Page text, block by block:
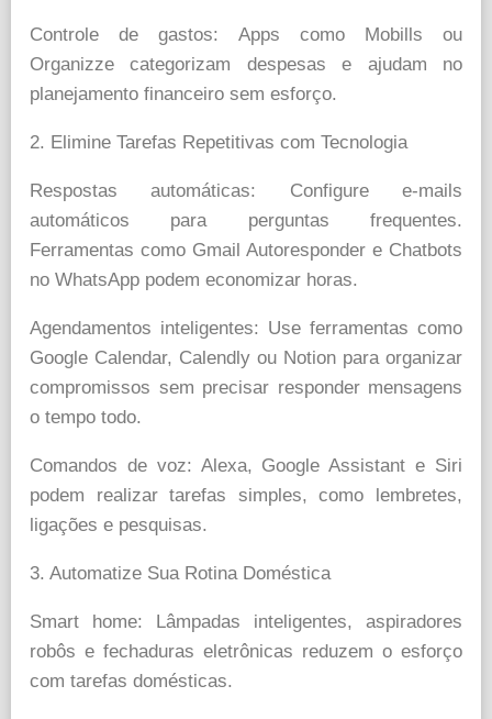
Controle de gastos: Apps como Mobills ou
Organizze categorizam despesas e ajudam no
planejamento financeiro sem esforço.
2. Elimine Tarefas Repetitivas com Tecnologia
Respostas automáticas: Configure e-mails
automáticos para perguntas frequentes.
Ferramentas como Gmail Autoresponder e Chatbots
no WhatsApp podem economizar horas.
Agendamentos inteligentes: Use ferramentas como
Google Calendar, Calendly ou Notion para organizar
compromissos sem precisar responder mensagens
o tempo todo.
Comandos de voz: Alexa, Google Assistant e Siri
podem realizar tarefas simples, como lembretes,
ligações e pesquisas.
3. Automatize Sua Rotina Doméstica
Smart home: Lâmpadas inteligentes, aspiradores
robôs e fechaduras eletrônicas reduzem o esforço
com tarefas domésticas.